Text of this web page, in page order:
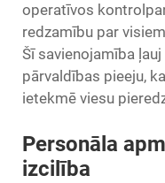
operatīvos
redzamību par
Šī savienojamība
pārvaldības pieeju,
ietekmē viesu
Personāla
izcilība